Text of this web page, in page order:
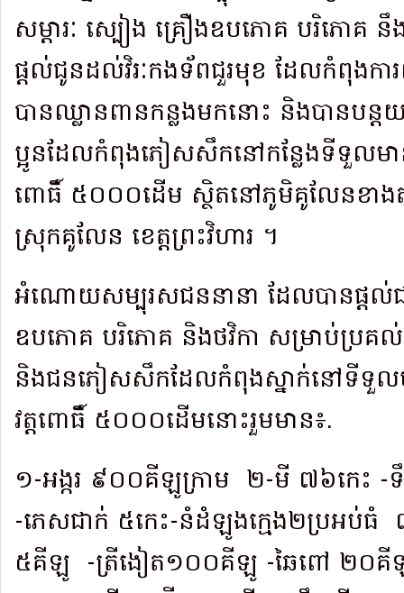
សម្តារៈ ស្បៀង គ្រឿងឧបភោគ បរិភោគ
ផ្តល់ជូនដល់វិរៈកងទ័ពជួរមុខ ដែលកំពុងក
បានឈ្លានពានកន្លងមកនោះ និងបានប
ប្អូនដែលកំពុងភៀសសឹកនៅកន្លែងទីទួលមាន
ពោធិ៍ ៥០០០ដើម ស្ថិតនៅភូមិគូលែនខាង
ស្រុកគូលែន ខេត្តព្រះវិហារ ។
អំណោយសម្បុរសជននានា ដែលបានផ្ដល់ជា
ឧបភោគ បរិភោគ និងថវិកា សម្រាប់ប្រ
និងជនភៀសសឹកដែលកំពុងស្នាក់នៅទីទួលម
វត្តពោធិ៍ ៥០០០ដើមនោះរួមមាន៖.
១-អង្ករ ៩០០គីឡូក្រាម ២-មី ៧៦កេះ
-ភេសជាក់ ៥កេះ-នំដំឡូងក្មេង២ប្រអប់
៥គីឡូ -ត្រីងៀត១០០គីឡូ -ឆៃពៅ ២០